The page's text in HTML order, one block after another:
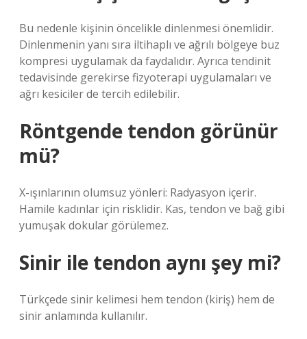
Bu nedenle kişinin öncelikle dinlenmesi önemlidir.
Dinlenmenin yanı sıra iltihaplı ve ağrılı bölgeye buz
kompresi uygulamak da faydalıdır. Ayrıca tendinit
tedavisinde gerekirse fizyoterapi uygulamaları ve
ağrı kesiciler de tercih edilebilir.
Röntgende tendon görünür
mü?
X-ışınlarının olumsuz yönleri: Radyasyon içerir.
Hamile kadınlar için risklidir. Kas, tendon ve bağ gibi
yumuşak dokular görülemez.
Sinir ile tendon aynı şey mi?
Türkçede sinir kelimesi hem tendon (kiriş) hem de
sinir anlamında kullanılır.